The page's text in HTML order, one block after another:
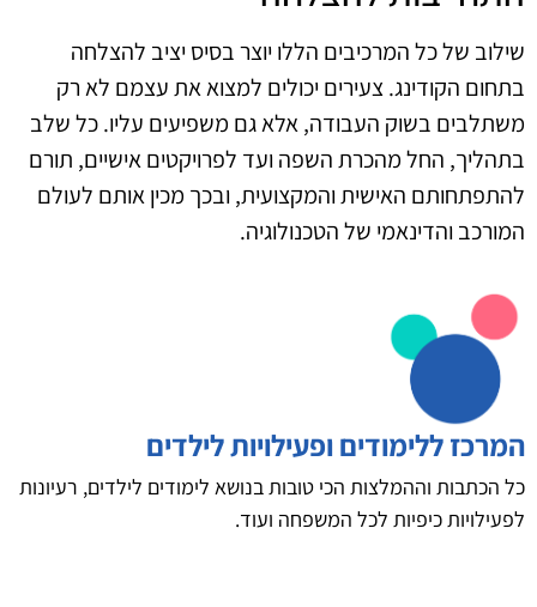
שילוב של כל המרכיבים הללו יוצר בסיס יציב להצלחה
בתחום הקודינג. צעירים יכולים למצוא את עצמם לא רק
משתלבים בשוק העבודה, אלא גם משפיעים עליו. כל שלב
בתהליך, החל מהכרת השפה ועד לפרויקטים אישיים, תורם
להתפתחותם האישית והמקצועית, ובכך מכין אותם לעולם
המורכב והדינאמי של הטכנולוגיה.
המרכז ללימודים ופעילויות לילדים
כל הכתבות וההמלצות הכי טובות בנושא לימודים לילדים, רעיונות
לפעילויות כיפיות לכל המשפחה ועוד.